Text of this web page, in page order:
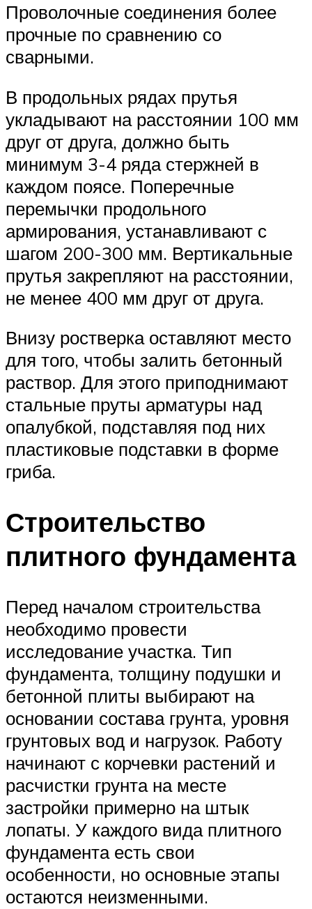
Проволочные соединения более
прочные по сравнению со
сварными.
В продольных рядах прутья
укладывают на расстоянии 100 мм
друг от друга, должно быть
минимум 3-4 ряда стержней в
каждом поясе. Поперечные
перемычки продольного
армирования, устанавливают с
шагом 200-300 мм. Вертикальные
прутья закрепляют на расстоянии,
не менее 400 мм друг от друга.
Внизу ростверка оставляют место
для того, чтобы залить бетонный
раствор. Для этого приподнимают
стальные пруты арматуры над
опалубкой, подставляя под них
пластиковые подставки в форме
гриба.
Строительство
плитного фундамента
Перед началом строительства
необходимо провести
исследование участка. Тип
фундамента, толщину подушки и
бетонной плиты выбирают на
основании состава грунта, уровня
грунтовых вод и нагрузок. Работу
начинают с корчевки растений и
расчистки грунта на месте
застройки примерно на штык
лопаты. У каждого вида плитного
фундамента есть свои
особенности, но основные этапы
остаются неизменными.